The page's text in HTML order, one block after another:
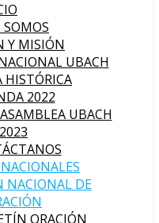
Y MISIÓN
UBACH
HISTÓRICA
2022
UBACH
2023
NACIONAL DE
ORACIÓN